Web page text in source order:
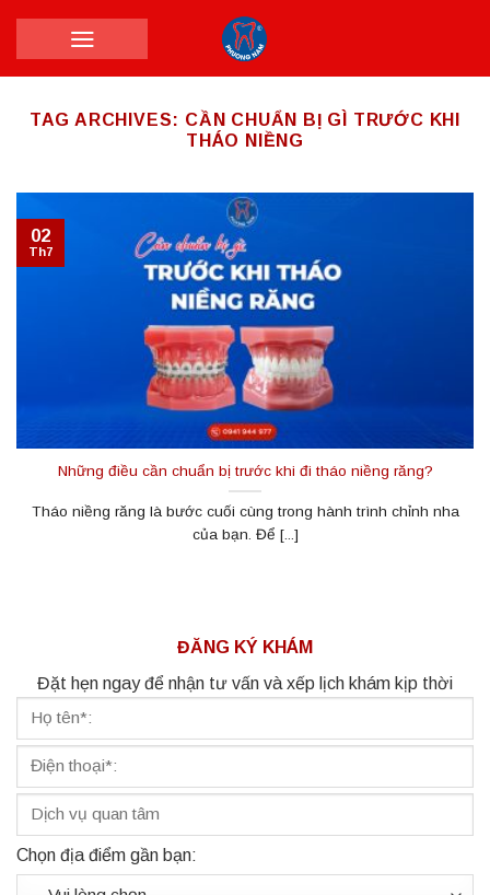
TAG ARCHIVES: CẦN CHUẨN BỊ GÌ TRƯỚC KHI
THÁO NIỀNG
Những điều cần chuẩn bị trước khi đi tháo niềng răng?
Tháo niềng răng là bước cuối cùng trong hành trình chỉnh nha
của bạn. Để [...]
02
Th7
ĐĂNG KÝ KHÁM
Đặt hẹn ngay để nhận tư vấn và xếp lịch khám kịp thời
Chọn địa điểm gần bạn: